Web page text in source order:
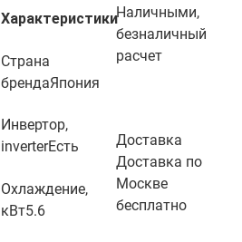
Наличными,
безналичный
расчет
Доставка
Доставка по
Москве
бесплатно
Характеристики
Страна
брендаЯпония
Инвертор,
inverterЕсть
Охлаждение,
кВт5.6